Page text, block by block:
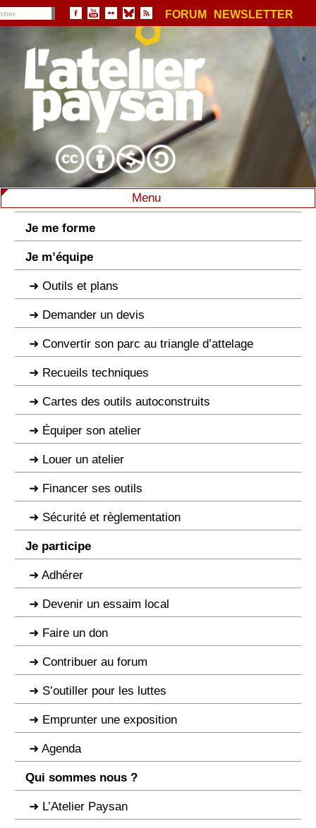
FORUM NEWSLETTER
Menu
Je me forme
Je m’équipe
Outils et plans
Demander un devis
Convertir son parc au triangle d’attelage
Recueils techniques
Cartes des outils autoconstruits
Équiper son atelier
Louer un atelier
Financer ses outils
Sécurité et règlementation
Je participe
Adhérer
Devenir un essaim local
Faire un don
Contribuer au forum
S’outiller pour les luttes
Emprunter une exposition
Agenda
Qui sommes nous ?
L’Atelier Paysan